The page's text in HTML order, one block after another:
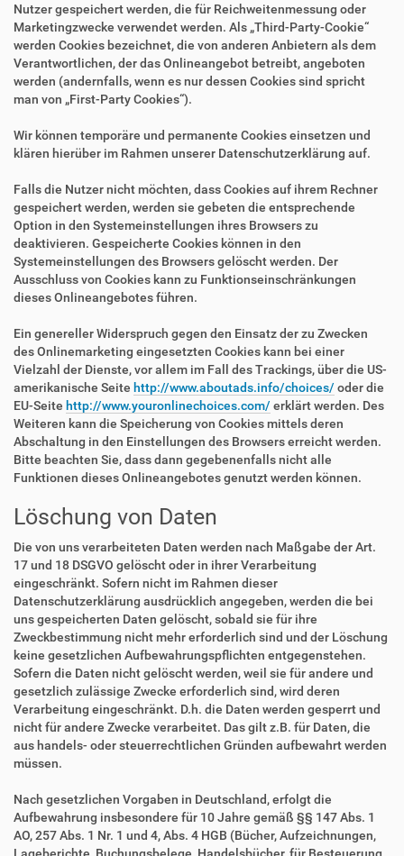
Nutzer gespeichert werden, die für Reichweitenmessung oder
Marketingzwecke verwendet werden. Als „Third-Party-Cookie“
werden Cookies bezeichnet, die von anderen Anbietern als dem
Verantwortlichen, der das Onlineangebot betreibt, angeboten
werden (andernfalls, wenn es nur dessen Cookies sind spricht
man von „First-Party Cookies“).
Wir können temporäre und permanente Cookies einsetzen und
klären hierüber im Rahmen unserer Datenschutzerklärung auf.
Falls die Nutzer nicht möchten, dass Cookies auf ihrem Rechner
gespeichert werden, werden sie gebeten die entsprechende
Option in den Systemeinstellungen ihres Browsers zu
deaktivieren. Gespeicherte Cookies können in den
Systemeinstellungen des Browsers gelöscht werden. Der
Ausschluss von Cookies kann zu Funktionseinschränkungen
dieses Onlineangebotes führen.
Ein genereller Widerspruch gegen den Einsatz der zu Zwecken
des Onlinemarketing eingesetzten Cookies kann bei einer
Vielzahl der Dienste, vor allem im Fall des Trackings, über die US-
amerikanische Seite http://www.aboutads.info/choices/ oder die
EU-Seite http://www.youronlinechoices.com/ erklärt werden. Des
Weiteren kann die Speicherung von Cookies mittels deren
Abschaltung in den Einstellungen des Browsers erreicht werden.
Bitte beachten Sie, dass dann gegebenenfalls nicht alle
Funktionen dieses Onlineangebotes genutzt werden können.
Löschung von Daten
Die von uns verarbeiteten Daten werden nach Maßgabe der Art.
17 und 18 DSGVO gelöscht oder in ihrer Verarbeitung
eingeschränkt. Sofern nicht im Rahmen dieser
Datenschutzerklärung ausdrücklich angegeben, werden die bei
uns gespeicherten Daten gelöscht, sobald sie für ihre
Zweckbestimmung nicht mehr erforderlich sind und der Löschung
keine gesetzlichen Aufbewahrungspflichten entgegenstehen.
Sofern die Daten nicht gelöscht werden, weil sie für andere und
gesetzlich zulässige Zwecke erforderlich sind, wird deren
Verarbeitung eingeschränkt. D.h. die Daten werden gesperrt und
nicht für andere Zwecke verarbeitet. Das gilt z.B. für Daten, die
aus handels- oder steuerrechtlichen Gründen aufbewahrt werden
müssen.
Nach gesetzlichen Vorgaben in Deutschland, erfolgt die
Aufbewahrung insbesondere für 10 Jahre gemäß §§ 147 Abs. 1
AO, 257 Abs. 1 Nr. 1 und 4, Abs. 4 HGB (Bücher, Aufzeichnungen,